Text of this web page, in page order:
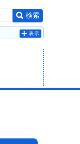
検索
表示